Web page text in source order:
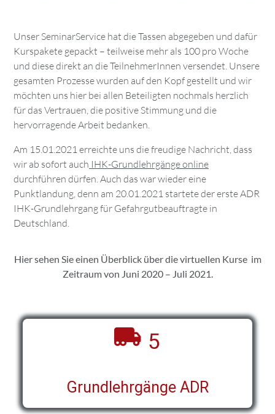
Unser SeminarService hat die Tassen abgegeben und dafür
Kurspakete gepackt – teilweise mehr als 100 pro Woche
und diese direkt an die TeilnehmerInnen versendet. Unsere
gesamten Prozesse wurden auf den Kopf gestellt und wir
möchten uns hier bei allen Beteiligten nochmals herzlich
für das Vertrauen, die positive Stimmung und die
hervorragende Arbeit bedanken.
Am 15.01.2021 erreichte uns die freudige Nachricht, dass
wir ab sofort auch IHK-Grundlehrgänge online
durchführen dürfen. Auch das war wieder eine
Punktlandung, denn am 20.01.2021 startete der erste ADR
IHK-Grundlehrgang für Gefahrgutbeauftragte in
Deutschland.
Hier sehen Sie einen Überblick über die virtuellen Kurse im
Zeitraum von Juni 2020 – Juli 2021.
5
Grundlehrgänge ADR